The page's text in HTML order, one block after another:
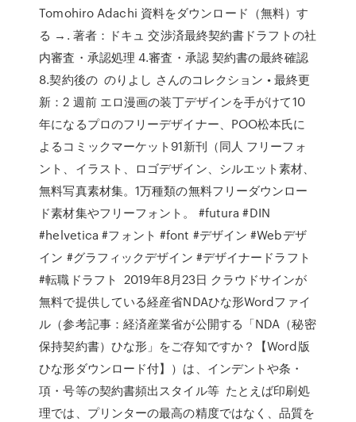
Tomohiro Adachi 資料をダウンロード（無料）す
る →. 著者：ドキュ 交渉済最終契約書ドラフトの社
内審査・承認処理 4.審査・承認 契約書の最終確認
8.契約後の のりよし さんのコレクション • 最終更
新：2 週前 エロ漫画の装丁デザインを手がけて10
年になるプロのフリーデザイナー、POO松本氏に
よるコミックマーケット91新刊（同人 フリーフォ
ント、イラスト、ロゴデザイン、シルエット素材、
無料写真素材集。1万種類の無料フリーダウンロー
ド素材集やフリーフォント。 #futura #DIN
#helvetica #フォント #font #デザイン #Webデザ
イン #グラフィックデザイン #デザイナードラフト
#転職ドラフト 2019年8月23日 クラウドサインが
無料で提供している経産省NDAひな形Wordファイ
ル（参考記事：経済産業省が公開する「NDA（秘密
保持契約書）ひな形」をご存知ですか？【Word版
ひな形ダウンロード付】）は、インデントや条・
項・号等の契約書頻出スタイル等 たとえば印刷処
理では、プリンターの最高の精度ではなく、品質を